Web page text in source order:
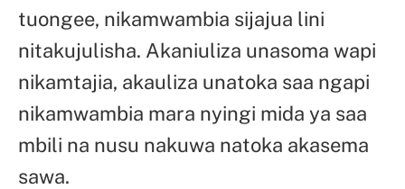
tuongee, nikamwambia sijajua lini
nitakujulisha. Akaniuliza unasoma wapi
nikamtajia, akauliza unatoka saa ngapi
nikamwambia mara nyingi mida ya saa
mbili na nusu nakuwa natoka akasema
sawa.